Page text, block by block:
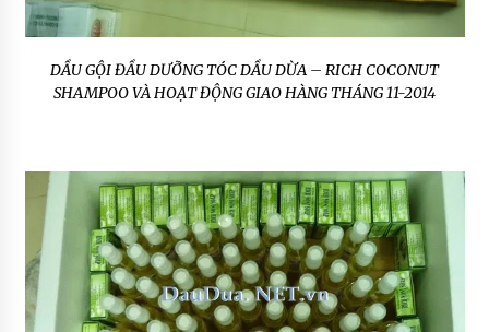
DẦU GỘI ĐẦU DƯỠNG TÓC DẦU DỪA – RICH COCONUT
SHAMPOO VÀ HOẠT ĐỘNG GIAO HÀNG THÁNG 11-2014